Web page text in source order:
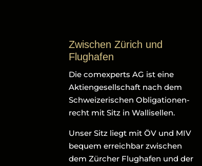
Zwischen Zürich und
Flughafen
Die comexperts AG ist eine
Aktiengesellschaft nach dem
Schweizerischen Obligationen-
recht mit Sitz in Wallisellen.
Unser Sitz liegt mit ÖV und MIV
bequem erreichbar zwischen
dem Zürcher Flughafen und der